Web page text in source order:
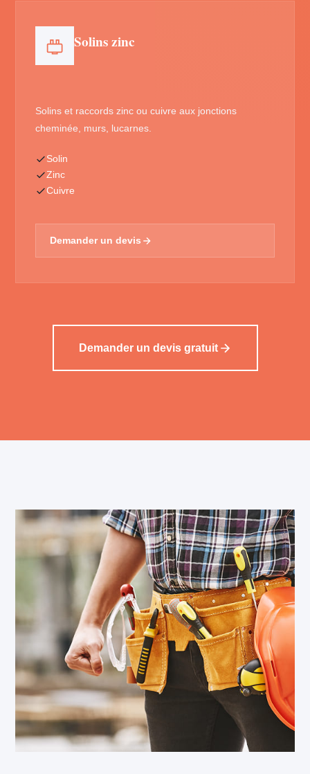
Solins zinc
Solins et raccords zinc ou cuivre aux jonctions
cheminée, murs, lucarnes.
Solin
Zinc
Cuivre
Demander un devis
Demander un devis gratuit